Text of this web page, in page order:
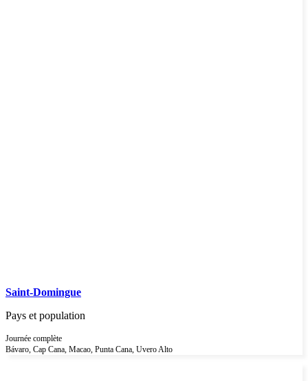
Saint-Domingue
Pays et population
Journée complète
Bávaro, Cap Cana, Macao, Punta Cana, Uvero Alto